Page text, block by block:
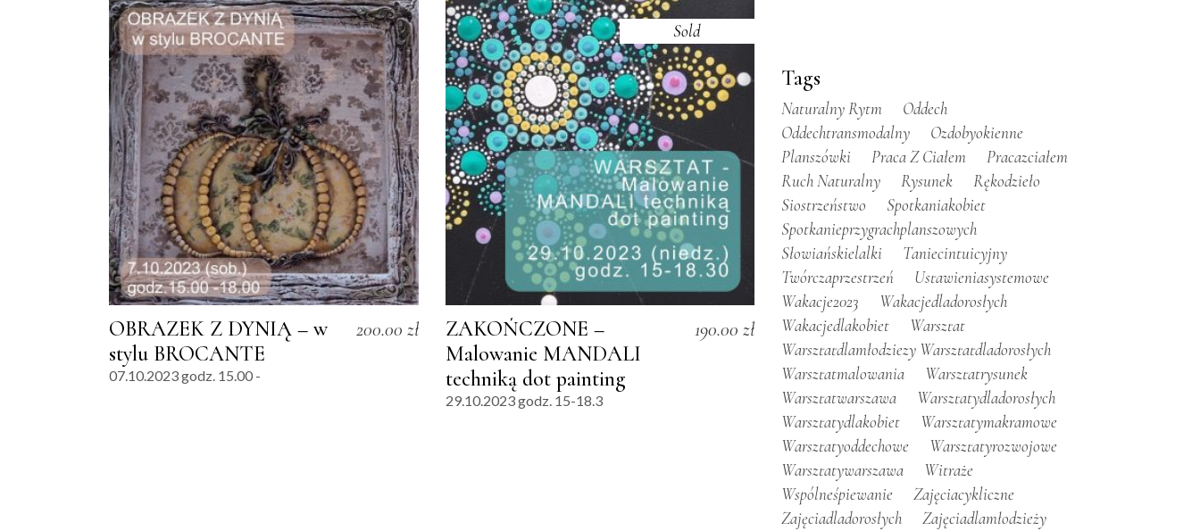
OBRAZEK Z DYNIĄ – w
stylu BROCANTE
200.00 zł
07.10.2023 godz. 15.00 -
Sold
ZAKOŃCZONE –
Malowanie MANDALI
techniką dot painting
190.00zł
29.10.2023 godz. 15-18.3
Tags
Naturalny Rytm
Oddech
Oddechtransmodalny
Ozdobyokienne
Planszówki
Praca Z Ciałem
Pracazciałem
Ruch Naturalny
Rysunek
Rękodzieło
Siostrzeństwo
Spotkaniakobiet
Spotkanieprzygrachplanszowych
Słowiańskielalki
Taniecintuicyjny
Twórczaprzestrzeń
Ustawieniasystemowe
Wakacje2023
Wakacjedladorosłych
Wakacjedlakobiet
Warsztat
Warsztatdlamłodziezy Warsztatdladorosłych
Warsztatmalowania
Warsztatrysunek
Warsztatwarszawa
Warsztatydladorosłych
Warsztatydlakobiet
Warsztatymakramowe
Warsztatyoddechowe
Warsztatyrozwojowe
Warsztatywarszawa
Witraże
Wspólneśpiewanie
Zajęciacykliczne
Zajęciadladorosłych
Zajęciadlamłodzieży